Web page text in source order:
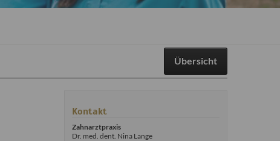
Übersicht
Kontakt
Zahnarztpraxis
Dr. med. dent. Nina Lange